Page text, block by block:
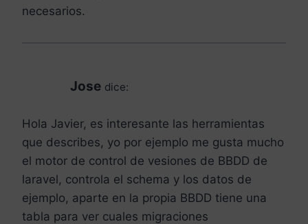
necesarios.
Jose dice:
Hola Javier, es interesante las herramientas
que describes, yo por ejemplo me gusta mucho
el motor de control de vesiones de BBDD de
laravel, controla el schema y los datos de
ejemplo, aparte en la propia BBDD tiene una
tabla para ver cuales migraciones